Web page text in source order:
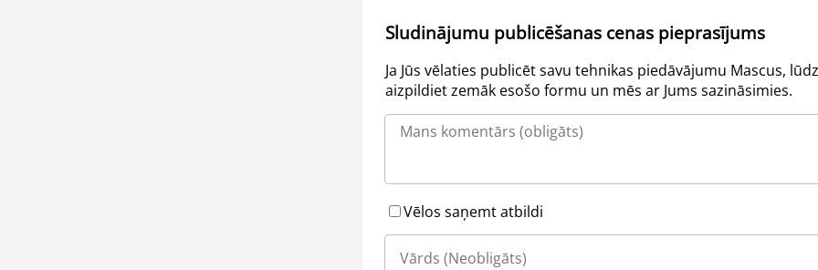
Sludinājumu publicēšanas cenas pieprasījums
Ja Jūs vēlaties publicēt savu tehnikas piedāvājumu Mascus,
aizpildiet zemāk esošo formu un mēs ar Jums sazināsimies.
Vēlos saņemt atbildi